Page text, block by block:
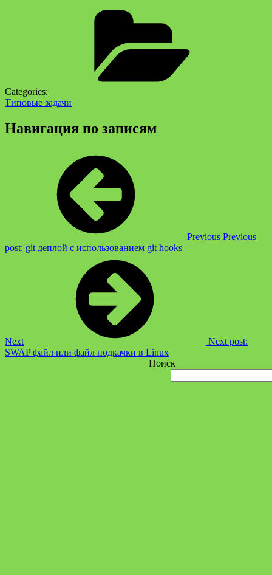
Categories:
Типовые задачи
Навигация по записям
Previous Previous
post: git деплой с использованием git hooks
Next
Next post:
SWAP файл или файл подкачки в Linux
Поиск